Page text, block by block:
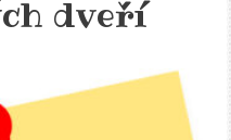
dveří